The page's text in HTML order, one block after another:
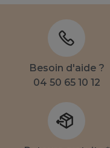
Besoin d'aide ?
04 50 65 10 12